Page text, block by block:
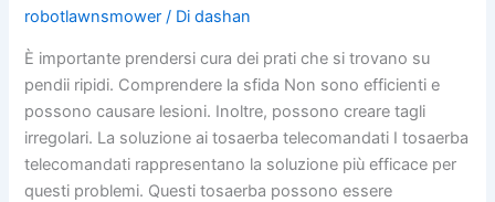
robotlawnsmower / Didashan
È importante prendersi cura dei prati che si trovano su
pendii ripidi. Comprendere la sfida Non sono efficienti e
possono causare lesioni. Inoltre, possono creare tagli
irregolari. La soluzione ai tosaerba telecomandati I tosaerba
telecomandati rappresentano la soluzione più efficace per
questi problemi. Questi tosaerba possono essere
rivoluzione
tosaerba
telecomandati
per
terreni
difficili